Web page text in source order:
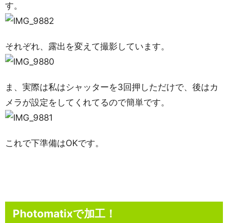
す。
それぞれ、露出を変えて撮影しています。
ま、実際は私はシャッターを3回押しただけで、後はカ
メラが設定をしてくれてるので簡単です。
これで下準備はOKです。
Photomatixで加工！